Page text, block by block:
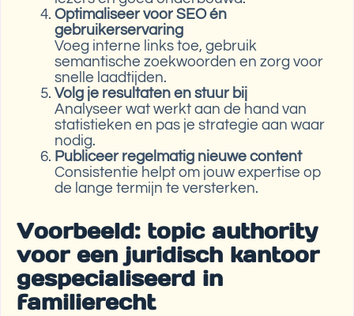
Optimaliseer voor SEO én
gebruikerservaring
Voeg interne links toe, gebruik
semantische zoekwoorden en zorg voor
snelle laadtijden.
Volg je resultaten en stuur bij
Analyseer wat werkt aan de hand van
statistieken en pas je strategie aan waar
nodig.
Publiceer regelmatig nieuwe content
Consistentie helpt om jouw expertise op
de lange termijn te versterken.
Voorbeeld: topic authority
voor een juridisch kantoor
gespecialiseerd in
familierecht